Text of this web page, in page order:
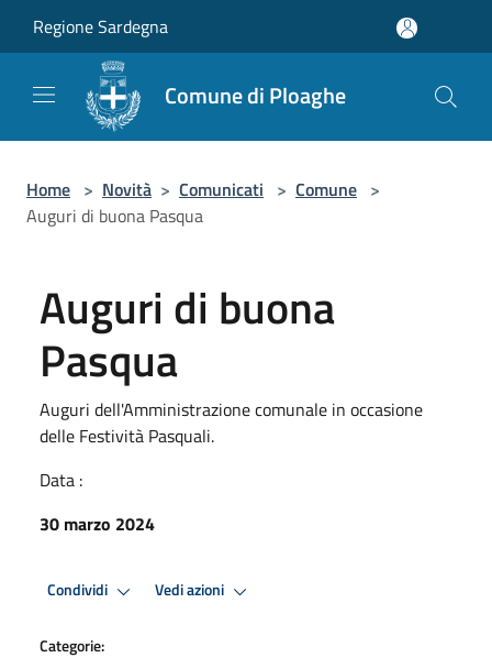
Regione Sardegna
Comune di Ploaghe
Home > Novità > Comunicati > Comune >
Auguri di buona Pasqua
Auguri di buona
Pasqua
Auguri dell'Amministrazione comunale in occasione
delle Festività Pasquali.
Data :
30 marzo 2024
Condividi Vedi azioni
Categorie: